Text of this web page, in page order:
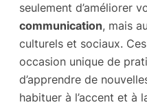
seulement d’améliorer
communication, mais
culturels et sociaux.
occasion unique de
d’apprendre de
habituer à l’accent et à